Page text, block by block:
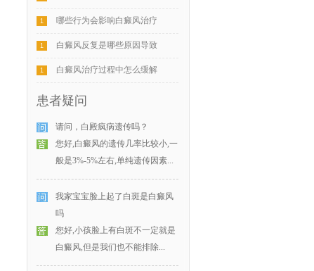
1 哪些行为会影响白癜风治疗
1 白癜风反复是哪些原因导致
1 白癜风治疗过程中怎么缓解
患者疑问
请问，白殿疯病遗传吗？
您好,白癜风的遗传几率比较小,一
般是3%-5%左右,单纯遗传因素...
我家宝宝脸上起了白斑是白癜风
吗
您好,小孩脸上有白斑不一定就是
白癜风,但是我们也不能排除...